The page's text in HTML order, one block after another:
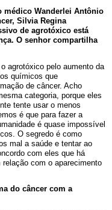
médico Wanderlei Antônio
Silvia Regina
de agrotóxico está
O senhor compartilha
agrotóxico pelo aumento da
químicos que
de câncer. Acho
categoria, porque eles
tente usar o menos
é que para fazer a
é quase impossível
O segredo é como
mal a saúde e tentar ao
com eles que há
com o aparecimento
do câncer com a